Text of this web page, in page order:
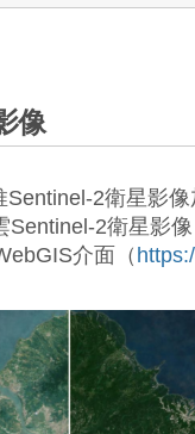
像
2衛星影
Sentinel-2衛星影
介面（